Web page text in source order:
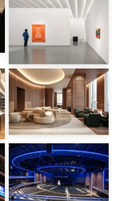
Светодиодные ленты
для освещения
музеев и галерей
Светодиодные ленты
для архитектурного
освещения бухты
Светодиодные ленты
для развлекательных
заведений (театры,
клубы, места
проведения